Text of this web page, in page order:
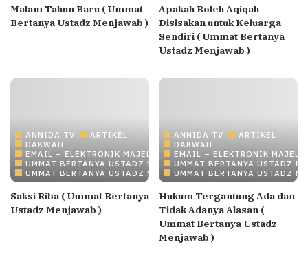
Malam Tahun Baru ( Ummat
Bertanya Ustadz Menjawab )
Apakah Boleh Aqiqah
Disisakan untuk Keluarga
Sendiri ( Ummat Bertanya
Ustadz Menjawab )
ANNIDA TV
ARTIKEL
DAKWAH
EMAIL – ELEKTRONIK MAJELIS ILMU/DAKWAH ONLINE
UMMAT BERTANYA USTADZ MENJAWAB
UMMAT BERTANYA USTADZ MENJAWAB
Saksi Riba ( Ummat Bertanya
Ustadz Menjawab )
ANNIDA TV
ARTIKEL
DAKWAH
EMAIL – ELEKTRONIK
UMMAT BERTANYA USTADZ
UMMAT BERTANYA USTADZ
Hukum Tergantung Ada dan
Tidak Adanya Alasan (
Ummat Bertanya Ustadz
Menjawab )